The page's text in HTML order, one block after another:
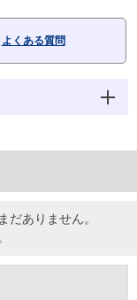
よくある質問
だありません。